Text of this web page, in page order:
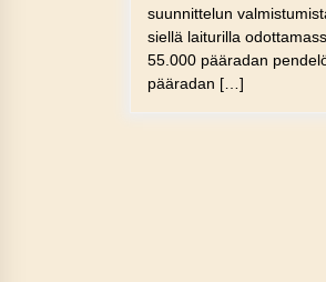
suunnittelun
siellä laiturilla
55.000 pääradan
pääradan […]